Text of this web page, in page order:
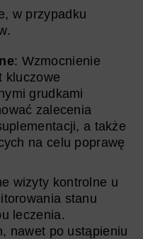
w przypadku
: Wzmocnienie
kluczowe
grudkami
zalecenia
a także
na celu poprawę
wizyty kontrolne u
stanu
leczenia.
nawet po ustąpieniu